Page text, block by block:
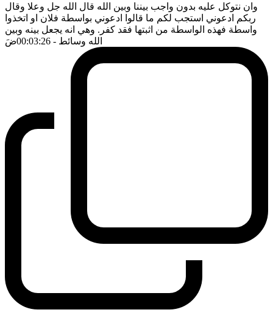
وان نتوكل عليه بدون واجب بيننا وبين الله قال الله جل وعلا وقال
ربكم ادعوني استجب لكم ما قالوا ادعوني بواسطة فلان او اتخذوا
واسطة فهذه الواسطة من اثبتها فقد كفر. وهي انه يجعل بينه وبين
الله وسائط - 00:03:26 ضَ